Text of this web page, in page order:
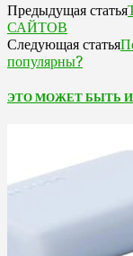
Предыдущая статья
САЙТОВ
Следующая статья
популярны?
ЭТО МОЖЕТ БЫТЬ